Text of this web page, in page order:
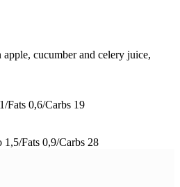
cucumber and celery juice,
Fats 0,6/Carbs 19
1,5/Fats 0,9/Carbs 28